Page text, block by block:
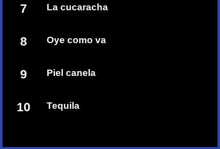
7 La cucaracha
8 Oye como va
9 Piel canela
10 Tequila